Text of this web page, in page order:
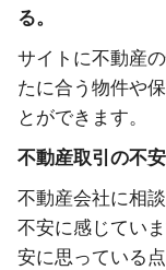
る。
サイトに不動産
たに合う物件や
とができます。
不動産取引の不
不動産会社に相
不安に感じてい
安に思っている